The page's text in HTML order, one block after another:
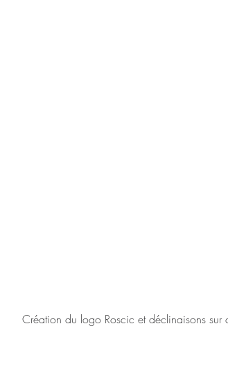
Création du logo Roscic et déclinaisons sur